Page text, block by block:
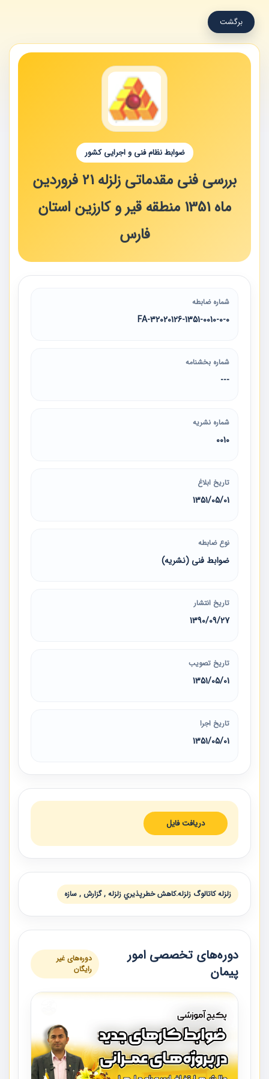
برگشت
ضوابط نظام فنی و اجرایی کشور
بررسی فنی مقدماتی زلزله 21 فروردین
ماه 1351 منطقه قیر و کارزین استان
فارس
شماره ضابطه
32020126-1351-0010-0-0-FA
شماره بخشنامه
---
شماره نشریه
0010
تاریخ ابلاغ
1351/05/01
نوع ضابطه
ضوابط فنی (نشریه)
تاریخ انتشار
1390/09/27
تاریخ تصویب
1351/05/01
تاریخ اجرا
1351/05/01
دریافت فایل
زلزله كاتالوگ زلزله.كاهش خطرپذيري زلزله , گزارش , سازه
دوره‌های تخصصی امور
پیمان
دوره‌های غیر
رایگان